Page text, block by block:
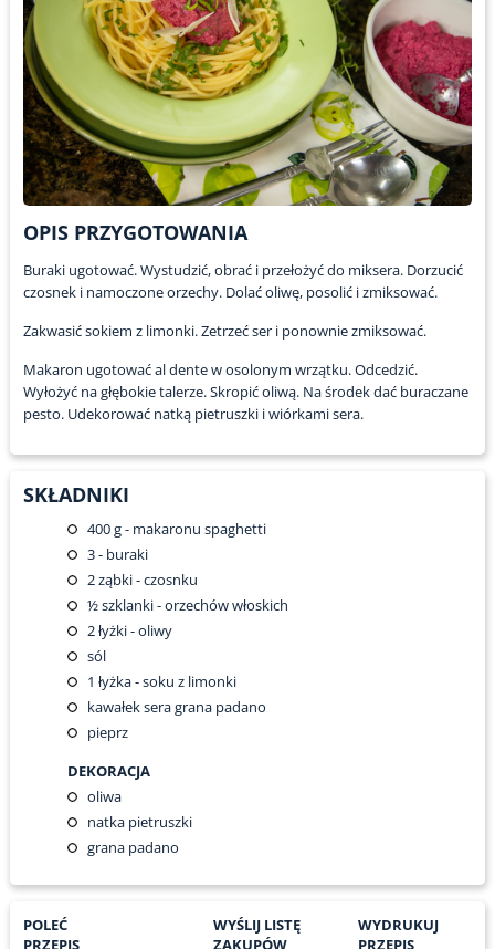
OPIS PRZYGOTOWANIA
Buraki ugotować. Wystudzić, obrać i przełożyć do miksera. Dorzucić
czosnek i namoczone orzechy. Dolać oliwę, posolić i zmiksować.
Zakwasić sokiem z limonki. Zetrzeć ser i ponownie zmiksować.
Makaron ugotować al dente w osolonym wrzątku. Odcedzić.
Wyłożyć na głębokie talerze. Skropić oliwą. Na środek dać buraczane
pesto. Udekorować natką pietruszki i wiórkami sera.
SKŁADNIKI
400g - makaronu spaghetti
3- buraki
2ząbki - czosnku
½szklanki - orzechów włoskich
2łyżki - oliwy
sól
1 łyżka - soku z limonki
kawałek sera grana padano
pieprz
DEKORACJA
oliwa
natka pietruszki
grana padano
POLEĆ
PRZEPIS
WYŚLIJ LISTĘ
ZAKUPÓW
WYDRUKUJ
PRZEPIS